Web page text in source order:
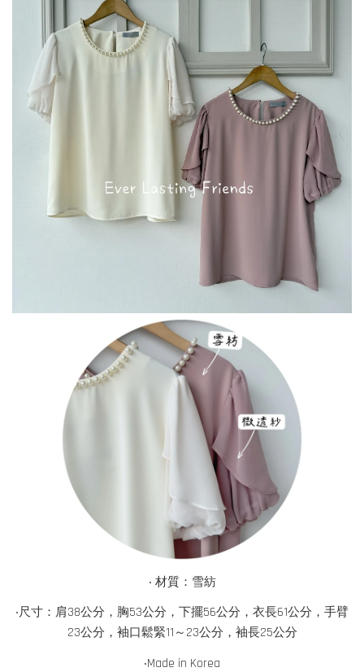
‧ 材質：雪紡
‧尺寸：肩38公分，胸53公分，下擺56公分，衣長61公分，手臂
23公分，袖口鬆緊11～23公分，袖長25公分
‧Made in Korea